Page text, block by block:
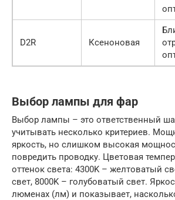
D2R Ксеноновая
Выбор лампы для фар
Выбор лампы – это ответственный
учитывать несколько критериев.
яркость, но слишком высокая
повредить проводку. Цветовая
оттенок света: 4300K – желтоватый
свет, 8000K – голубоватый свет.
люменах (лм) и показывает,